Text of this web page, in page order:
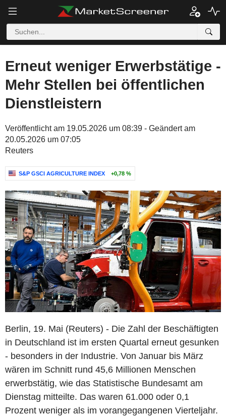
Erneut weniger Erwerbstätige -
Mehr Stellen bei öffentlichen
Dienstleistern
Veröffentlicht am 19.05.2026 um 08:39 - Geändert am
20.05.2026 um 07:05
Reuters
S&P GSCI AGRICULTURE INDEX +0,78 %
Berlin, 19. Mai (Reuters) - Die Zahl der Beschäftigten
in Deutschland ist im ersten Quartal erneut gesunken
- besonders in der Industrie. Von Januar bis März
wären im Schnitt rund 45,6 Millionen Menschen
erwerbstätig, wie das Statistische Bundesamt am
Dienstag mitteilte. Das waren 61.000 oder 0,1
Prozent weniger als im vorangegangenen Vierteljahr.